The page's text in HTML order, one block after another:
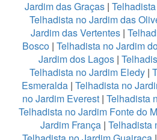
Jardim das Graças |
Telhadista no Jardim das
Jardim das Vertentes |
Bosco| Telhadista no Jardim
Jardim dos Lagos|
Telhadista no Jardim Eledy|
Esmeralda| Telhadista no
no Jardim Everest | Telhadista
Telhadista no Jardim Fonte do
Jardim França| Telhadista